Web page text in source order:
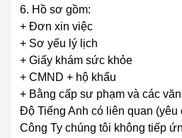
6. Hồ sơ gồm:
+ Đơn xin việc
+ Sơ yếu lý lịch
+ Giấy khám sức khỏe
+ CMND + hộ khẩu
+ Bằng cấp sư phạm và các
Độ Tiếng Anh có liên quan (yêu
Công Ty chúng tôi không tiếp